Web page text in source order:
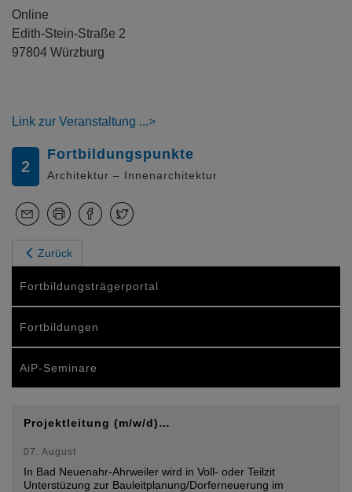
Online
Edith-Stein-Straße 2
97804 Würzburg
Link zur Veranstaltung
2
Fortbildungspunkte
Architektur – Innenarchitektur
Zurück
Fortbildungsträgerportal
Fortbildungen
AiP-Seminare
Projektleitung (m/w/d)…
07. August
In Bad Neuenahr-Ahrweiler wird in Voll- oder Teilzit
Unterstüzung zur Bauleitplanung/Dorferneuerung im